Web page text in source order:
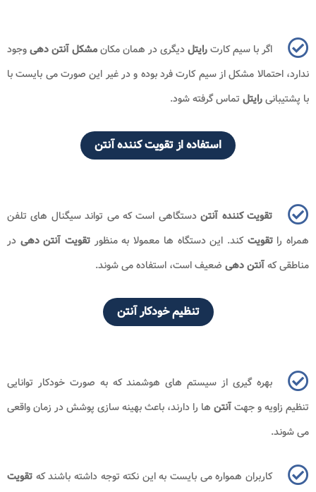
اگر با سیم کارترایتلدیگری در همان مکانمشکل آنتن دهیوجود
ندارد، احتمالا مشکل از سیم کارت فرد بوده و در غیر این صورت می بایست با
با پشتیبانیرایتل تماس گرفته شود.
استفاده از تقویت کننده آنتن
تقویت کننده آنتندستگاهی است که می ‌تواند سیگنال ‌های تلفن
همراه راتقویتکند. این دستگاه ‌ها معمولا به منظور تقویت آنتن دهی در
مناطقی کهآنتن دهی ضعیف است، استفاده می ‌شوند.
تنظیم خودکار آنتن
بهره ‌گیری از سیستم‌ های هوشمند که به صورت خودکار توانایی
تنظیم زاویه و جهتآنتن‌ ها را دارند، باعث بهینه‌ سازی پوشش در زمان واقعی
می‌ شوند.
کاربران همواره می بایست به این نکته توجه داشته باشند که تقویت